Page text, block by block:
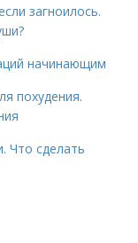
загноилось.
начинающим
похудения.
Что сделать